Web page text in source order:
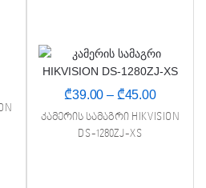
₾39.00 – ₾45.00Price
range:
კამერის სამაგრი HIKVISION
DS-1280ZJ-XS